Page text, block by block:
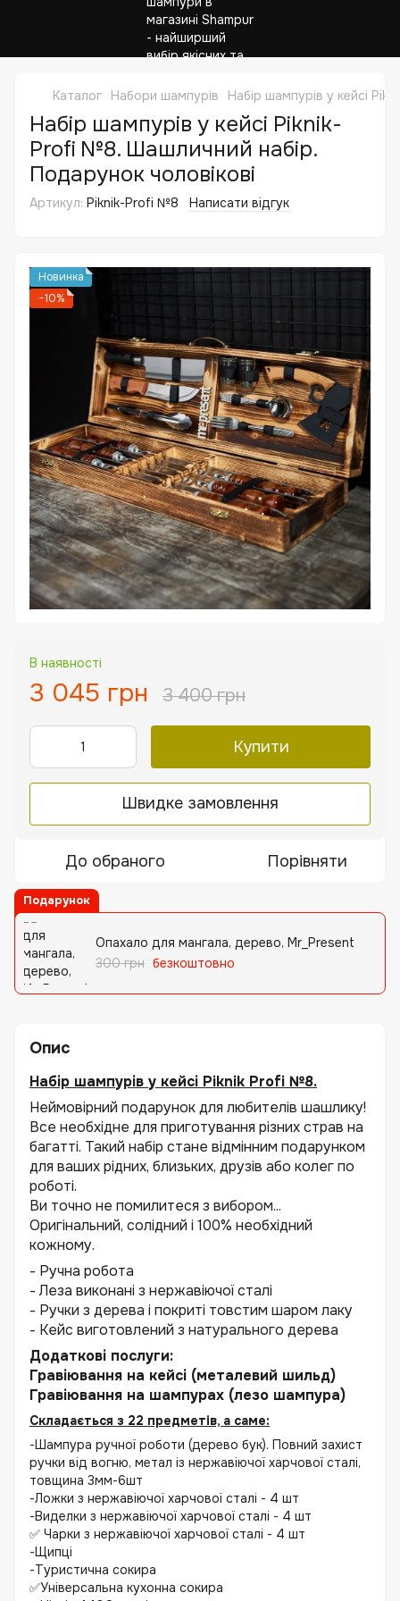
Каталог Набори шампурів Набір шампурів у кейсі
Набір шампурів у кейсі Piknik-
Profi №8. Шашличний набір.
Подарунок чоловікові
Артикул: Piknik-Profi №8 Написати відгук
Новинка
−10%
В наявності
3 045 грн 3 400 грн
Купити
Швидке замовлення
До обраного Порівняти
Подарунок
Опахало для мангала, дерево, Mr_Present
300 грн безкоштовно
Опис
Набір шампурів у кейсі Piknik Profi №8.
Неймовірний подарунок для любителів шашлику!
Все необхідне для приготування різних страв на
багатті. Такий набір стане відмінним подарунком
для ваших рідних, близьких, друзів або колег по
роботі.
Ви точно не помилитеся з вибором...
Оригінальний, солідний і 100% необхідний
кожному.
- Ручна робота
- Леза виконані з нержавіючої сталі
- Ручки з дерева і покриті товстим шаром лаку
- Кейс виготовлений з натурального дерева
Додаткові послуги:
Гравіювання на кейсі (металевий шильд)
Гравіювання на шампурах (лезо шампура)
Складається з 22 предметів, а саме:
-Шампура ручної роботи (дерево бук). Повний захист
ручки від вогню, метал із нержавіючої харчової сталі,
товщина 3мм-6шт
-Ложки з нержавіючої харчової сталі - 4 шт
-Виделки з нержавіючої харчової сталі - 4 шт
✅ Чарки з нержавіючої харчової сталі - 4 шт
-Щипці
-Туристична сокира
✅Універсальна кухонна сокира